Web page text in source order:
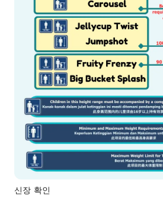
신장 확인